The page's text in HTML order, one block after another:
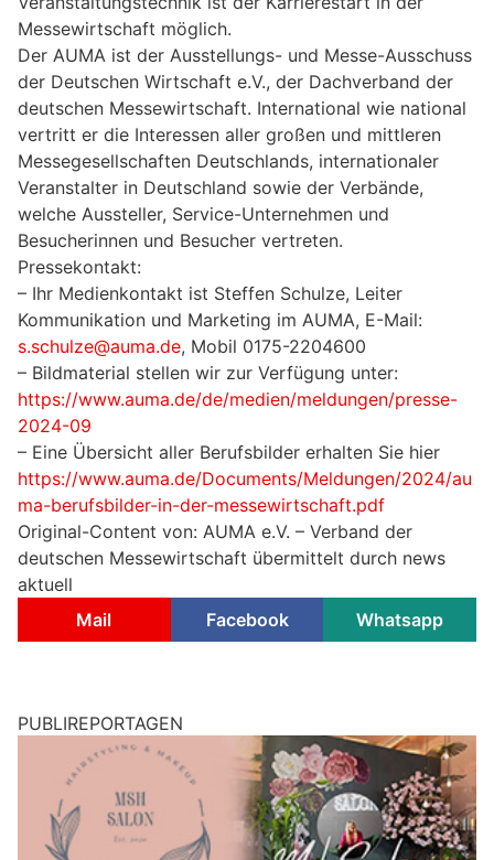
Messewirtschaft möglich.
Der AUMA ist der Ausstellungs- und Messe-Ausschuss
der Deutschen Wirtschaft e.V., der Dachverband der
deutschen Messewirtschaft. International wie national
vertritt er die Interessen aller großen und mittleren
Messegesellschaften Deutschlands, internationaler
Veranstalter in Deutschland sowie der Verbände,
welche Aussteller, Service-Unternehmen und
Besucherinnen und Besucher vertreten.
Pressekontakt:
– Ihr Medienkontakt ist Steffen Schulze, Leiter
Kommunikation und Marketing im AUMA, E-Mail:
s.schulze@auma.de, Mobil 0175-2204600
– Bildmaterial stellen wir zur Verfügung unter:
https://www.auma.de/de/medien/meldungen/presse-
2024-09
– Eine Übersicht aller Berufsbilder erhalten Sie hier
https://www.auma.de/Documents/Meldungen/2024/au
ma-berufsbilder-in-der-messewirtschaft.pdf
Original-Content von: AUMA e.V. – Verband der
deutschen Messewirtschaft übermittelt durch news
aktuell
Mail
Facebook Whatsapp
PUBLIREPORTAGEN